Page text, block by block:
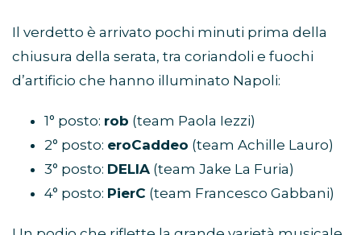
Il verdetto è arrivato pochi minuti prima della
chiusura della serata, tra coriandoli e fuochi
d’artificio che hanno illuminato Napoli:
1° posto: rob (team Paola Iezzi)
2° posto: eroCaddeo (team Achille Lauro)
3° posto: DELIA (team Jake La Furia)
4° posto: PierC (team Francesco Gabbani)